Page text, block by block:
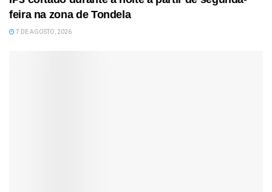
feira na zona de Tondela
7 DE AGOSTO, 2026